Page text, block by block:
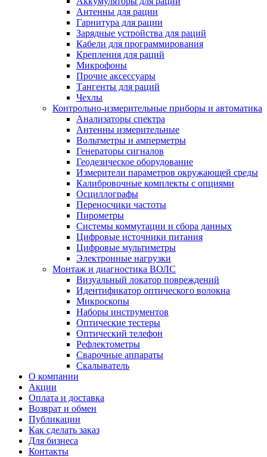
Антенны для рации
Гарнитура для рации
Зарядные устройства для раций
Кабели для программирования
Крепления для раций
Микрофоны
Прочие аксессуары
Тангенты для раций
Чехлы
Контрольно-измерительные приборы и автоматика
Анализаторы спектра
Антенны измерительные
Вольтметры и амперметры
Генераторы сигналов
Геодезическое оборудование
Измерители параметров окружающей среды
Калибровочные комплекты с опциями
Осциллографы
Переносчики частоты
Пирометры
Системы коммутации и сбора данных
Цифровые источники питания
Цифровые мультиметры
Электронные нагрузки
Монтаж и диагностика ВОЛС
Визуальный локатор повреждений
Идентификатор оптического волокна
Микроскопы
Наборы инструментов
Оптические тестеры
Оптический телефон
Рефлектометры
Сварочные аппараты
Скалыватель
О компании
Акции
Оплата и доставка
Возврат и обмен
Публикации
Как сделать заказ
Для бизнеса
Контакты